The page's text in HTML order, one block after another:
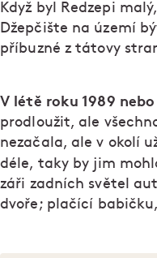
Když byl Redzepi
Džepčište na území
příbuzné z tátovy
V létě roku 1989 nebo
prodloužit, ale
nezačala, ale v okolí
déle, taky by jim
záři zadních světel
dvoře; plačící